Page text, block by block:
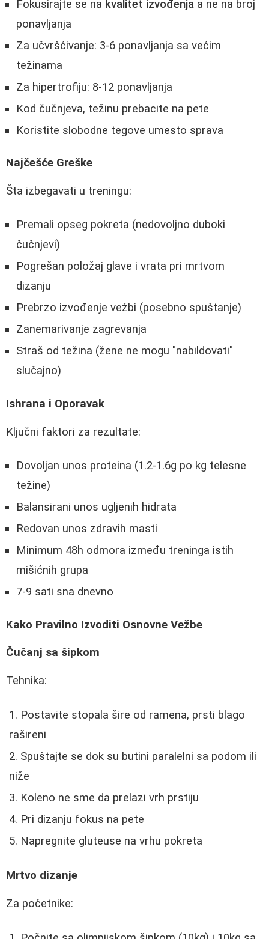
Fokusirajte se na kvalitet izvođenja a ne na broj
ponavljanja
Za učvršćivanje: 3-6 ponavljanja sa većim
težinama
Za hipertrofiju: 8-12 ponavljanja
Kod čučnjeva, težinu prebacite na pete
Koristite slobodne tegove umesto sprava
Najčešće Greške
Šta izbegavati u treningu:
Premali opseg pokreta (nedovoljno duboki
čučnjevi)
Pogrešan položaj glave i vrata pri mrtvom
dizanju
Prebrzo izvođenje vežbi (posebno spuštanje)
Zanemarivanje zagrevanja
Straš od težina (žene ne mogu "nabildovati"
slučajno)
Ishrana i Oporavak
Ključni faktori za rezultate:
Dovoljan unos proteina (1.2-1.6g po kg telesne
težine)
Balansirani unos ugljenih hidrata
Redovan unos zdravih masti
Minimum 48h odmora između treninga istih
mišićnih grupa
7-9 sati sna dnevno
Kako Pravilno Izvoditi Osnovne Vežbe
Čučanj sa šipkom
Tehnika:
Postavite stopala šire od ramena, prsti blago
rašireni
Spuštajte se dok su butini paralelni sa podom ili
niže
Koleno ne sme da prelazi vrh prstiju
Pri dizanju fokus na pete
Napregnite gluteuse na vrhu pokreta
Mrtvo dizanje
Za početnike: